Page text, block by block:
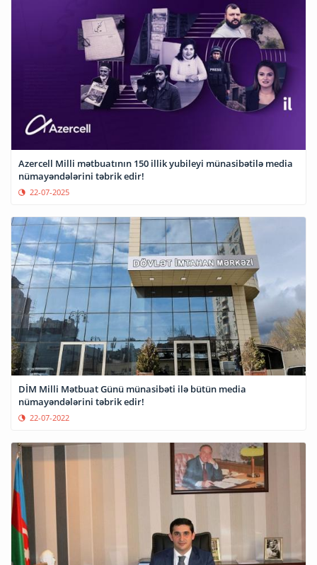
Azercell Milli mətbuatının 150 illik yubileyi münasibətilə media
nümayəndələrini təbrik edir!
22-07-2025
DİM Milli Mətbuat Günü münasibəti ilə bütün media
nümayəndələrini təbrik edir!
22-07-2022